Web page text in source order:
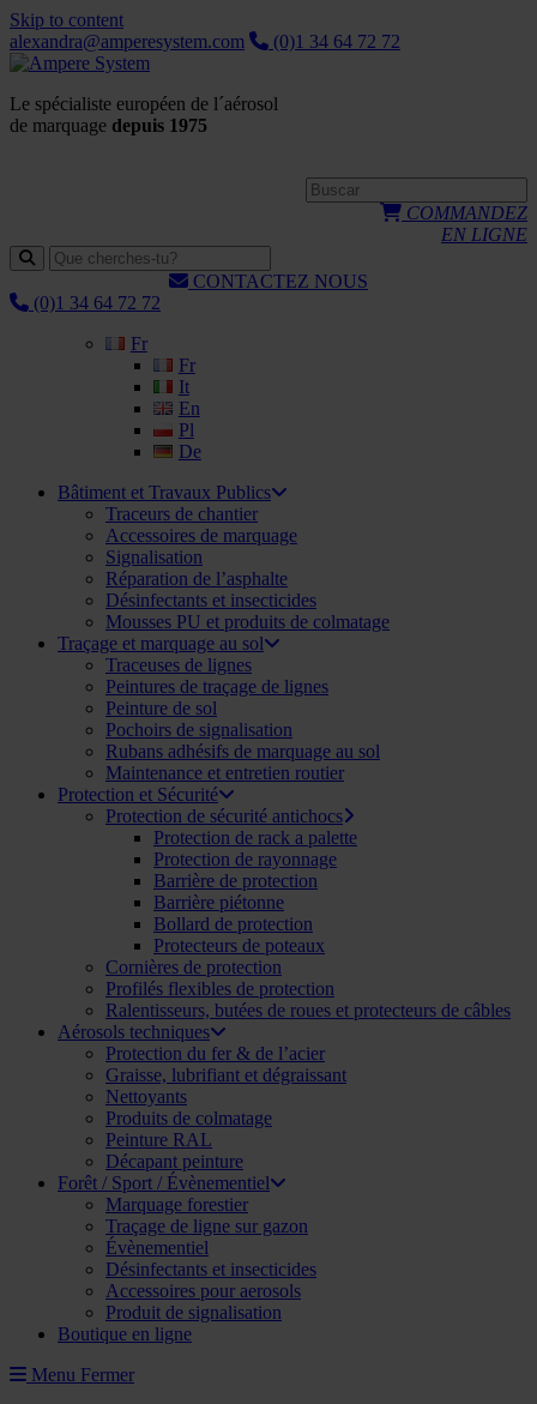
Skip to content
alexandra@amperesystem.com
(0)1 34 64 72 72
Le spécialiste européen de l´aérosol
de marquage depuis 1975
COMMANDEZ
EN LIGNE
CONTACTEZ NOUS
(0)1 34 64 72 72
Fr
Fr
It
En
Pl
De
Bâtiment et Travaux Publics
Traceurs de chantier
Accessoires de marquage
Signalisation
Réparation de l’asphalte
Désinfectants et insecticides
Mousses PU et produits de colmatage
Traçage et marquage au sol
Traceuses de lignes
Peintures de traçage de lignes
Peinture de sol
Pochoirs de signalisation
Rubans adhésifs de marquage au sol
Maintenance et entretien routier
Protection et Sécurité
Protection de sécurité antichocs
Protection de rack a palette
Protection de rayonnage
Barrière de protection
Barrière piétonne
Bollard de protection
Protecteurs de poteaux
Cornières de protection
Profilés flexibles de protection
Ralentisseurs, butées de roues et protecteurs de câbles
Aérosols techniques
Protection du fer & de l’acier
Graisse, lubrifiant et dégraissant
Nettoyants
Produits de colmatage
Peinture RAL
Décapant peinture
Forêt / Sport / Évènementiel
Marquage forestier
Traçage de ligne sur gazon
Évènementiel
Désinfectants et insecticides
Accessoires pour aerosols
Produit de signalisation
Boutique en ligne
Menu Fermer